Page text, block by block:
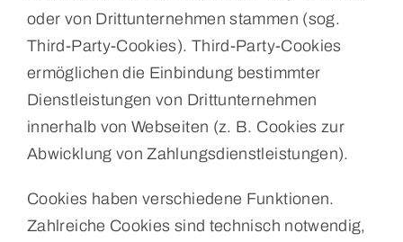
oder von Drittunternehmen stammen (sog.
Third-Party-Cookies). Third-Party-Cookies
ermöglichen die Einbindung bestimmter
Dienstleistungen von Drittunternehmen
innerhalb von Webseiten (z. B. Cookies zur
Abwicklung von Zahlungsdienstleistungen).
Cookies haben verschiedene Funktionen.
Zahlreiche Cookies sind technisch notwendig,